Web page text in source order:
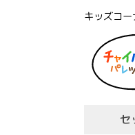
キッズコ
セ